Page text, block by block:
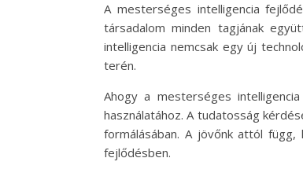
A mesterséges intelligencia
társadalom minden tagjának
intelligencia nemcsak egy új
terén.
Ahogy a mesterséges
használatához. A tudatosság
formálásában. A jövőnk attól
fejlődésben.